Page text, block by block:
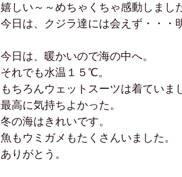
嬉しい～～めちゃくちゃ感動しまし
今日は、クジラ達には会えず・・・
今日は、暖かいので海の中へ。
それでも水温１５℃。
もちろんウェットスーツは着ていま
最高に気持ちよかった。
冬の海はきれいです。
魚もウミガメもたくさんいました。
ありがとう。